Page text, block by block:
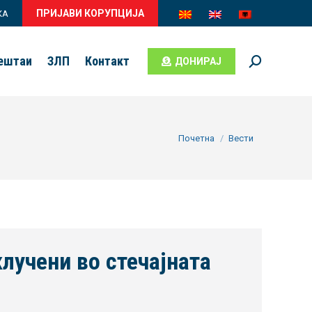
ПРИЈАВИ КОРУПЦИЈА
ЗЛП Контакт ДОНИРАЈ Search:
You are here:
Почетна Вести
во стечајната